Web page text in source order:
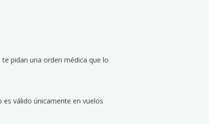
pidan una orden médica que lo
válido únicamente en vuelos